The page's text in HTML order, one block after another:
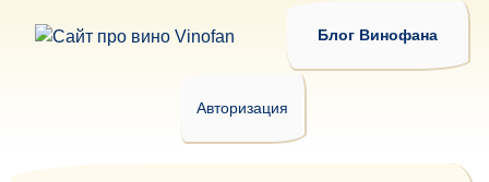
Блог Винофана
Авторизация